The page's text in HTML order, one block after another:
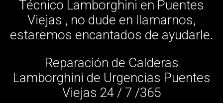
Técnico Lamborghini en Puentes
Viejas , no dude en llamarnos,
estaremos encantados de ayudarle.
Reparación de Calderas
Lamborghini de Urgencias Puentes
Viejas 24 / 7 /365